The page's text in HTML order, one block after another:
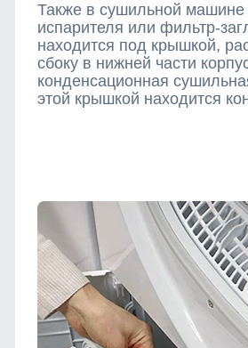
Также в сушильной машине
испарителя или фильтр-
находится под крышкой,
сбоку в нижней части
конденсационная
этой крышкой находится